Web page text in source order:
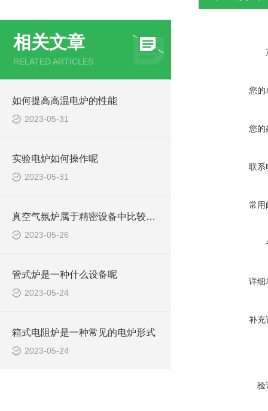
相关文章
RELATED ARTICLES
如何提高高温电炉的性能
2023-05-31
实验电炉如何操作呢
2023-05-31
真空气氛炉属于精密设备中比较常见的一种
2023-05-26
管式炉是一种什么设备呢
2023-05-24
箱式电阻炉是一种常见的电炉形式
2023-05-24
您的
您的
联系
常用
详细
补充
验